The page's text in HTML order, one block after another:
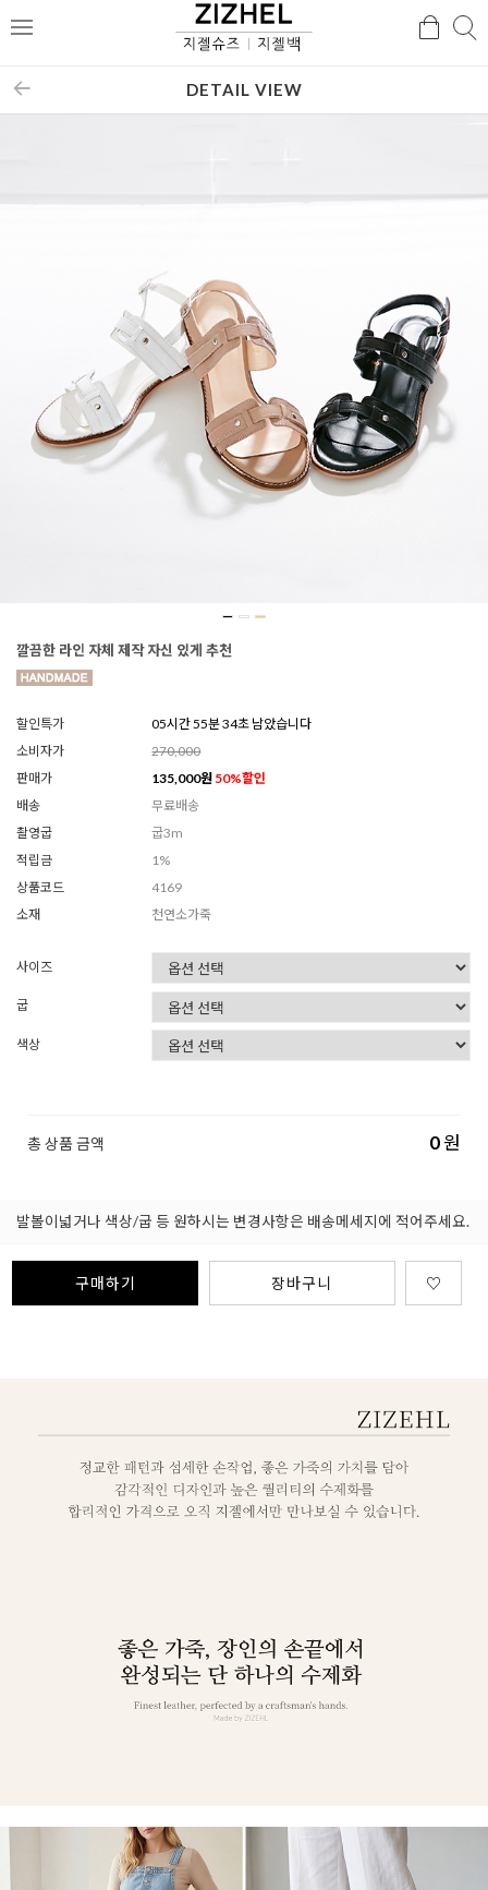
메
검
DETAIL VIEW
깔끔한 라인 자체 제작 자신 있게 추천
할인특가
05시간 55분 32초 남았습니다
소비자가
270,000
판매가
135,000원 50%할인
배송
무료배송
촬영굽
굽3m
적립금
1%
상품코드
4169
소재
천연소가죽
사이즈
굽
색상
총 상품 금액 0원
발볼이넓거나 색상/굽 등 원하시는 변경사항은 배송메세지에 적어주세요.
구매하기 장바구니 ♡